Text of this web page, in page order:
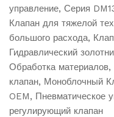
управление, Серия
Клапан для тяжелой
большого расхода,
Гидравлический
Обработка материалов,
клапан, Моноблочный
OEM, Пневматическое
регулирующий клапан